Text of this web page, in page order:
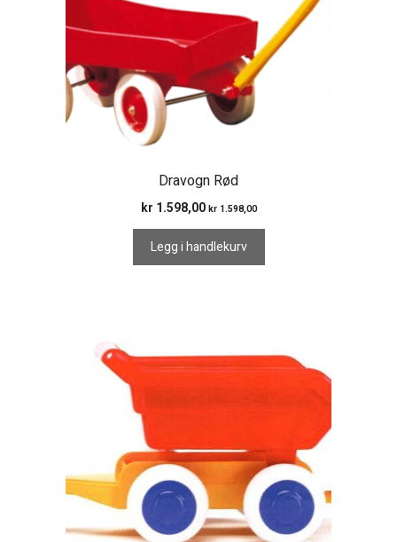
Dravogn Rød
kr 1.598,00 kr1.598,00
Legg i handlekurv